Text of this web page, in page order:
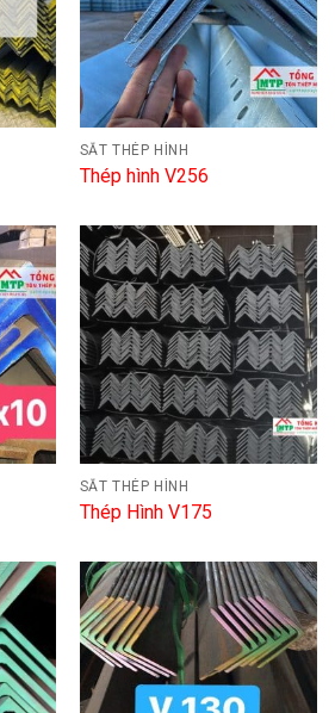
SẮT THÉP HÌNH
Thép hình V256
SẮT THÉP HÌNH
Thép Hình V175